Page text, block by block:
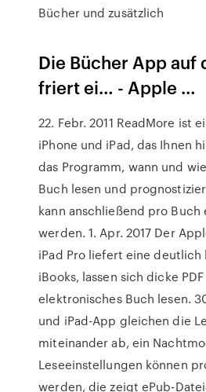
Bücher und zusätzlich
Die Bücher App auf
friert ei… - Apple …
22. Febr. 2011 ReadMore ist
iPhone und iPad, das Ihnen
das Programm, wann und
Buch lesen und
kann anschließend pro
werden. 1. Apr. 2017 Der
iPad Pro liefert eine deutlich
iBooks, lassen sich dicke
elektronisches Buch lesen.
und iPad-App gleichen die
miteinander ab, ein
Leseeinstellungen können
werden, die zeigt ePub-